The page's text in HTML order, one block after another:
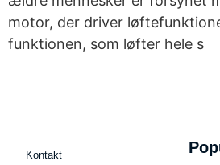
motor, der driver
funktionen, som løfter hele s
Kontakt